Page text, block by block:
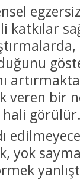
katkılar
veren
hali
yok